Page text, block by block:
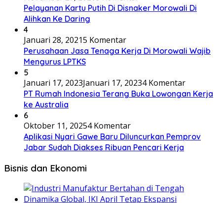
Pelayanan Kartu Putih Di Disnaker Morowali Di
Alihkan Ke Daring
4
Januari 28, 20215 Komentar
Perusahaan Jasa Tenaga Kerja Di Morowali Wajib
Mengurus LPTKS
5
Januari 17, 2023Januari 17, 20234 Komentar
PT Rumah Indonesia Terang Buka Lowongan Kerja
ke Australia
6
Oktober 11, 20254 Komentar
Aplikasi Nyari Gawe Baru Diluncurkan Pemprov
Jabar Sudah Diakses Ribuan Pencari Kerja
Bisnis dan Ekonomi